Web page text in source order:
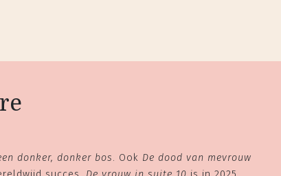
donker, donker bos. Ook De dood van mevrouw